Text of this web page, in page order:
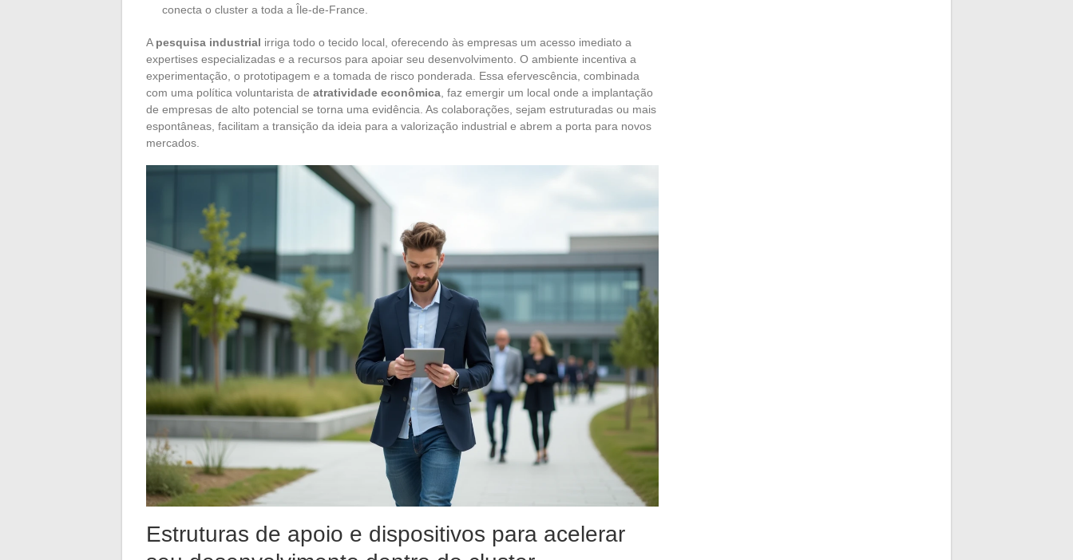
conecta o cluster a toda a Île-de-France.
A pesquisa industrial irriga todo o tecido local, oferecendo às empresas um acesso imediato a
expertises especializadas e a recursos para apoiar seu desenvolvimento. O ambiente incentiva a
experimentação, o prototipagem e a tomada de risco ponderada. Essa efervescência, combinada
com uma política voluntarista de atratividade econômica , faz emergir um local onde a implantação
de empresas de alto potencial se torna uma evidência. As colaborações, sejam estruturadas ou mais
espontâneas, facilitam a transição da ideia para a valorização industrial e abrem a porta para novos
mercados.
Estruturas de apoio e dispositivos para acelerar